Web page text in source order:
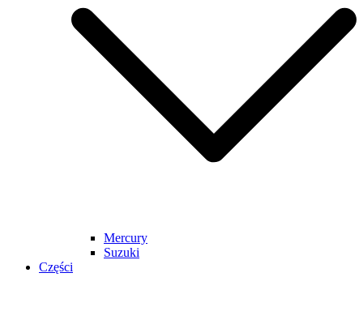
Mercury
Suzuki
Części